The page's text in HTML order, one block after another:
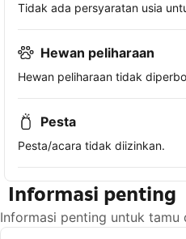
Tidak ada persyaratan usia
Hewan peliharaan
Hewan peliharaan tidak
Pesta
Pesta/acara tidak diizinkan.
Informasi penting
Informasi penting untuk tamu